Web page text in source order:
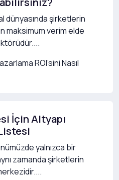
dünyasında şirketlerin
maksimum verim elde
İçin Altyapı
yalnızca bir
zamanda şirketlerin